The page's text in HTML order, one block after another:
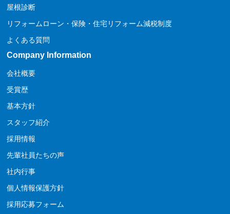
屋根診断
リフォームローン・保険・住宅リフォーム減税制度
よくある質問
Company Information
会社概要
受賞歴
基本方針
スタッフ紹介
採用情報
先輩社員たちの声
社内行事
個人情報保護方針
採用応募フォーム